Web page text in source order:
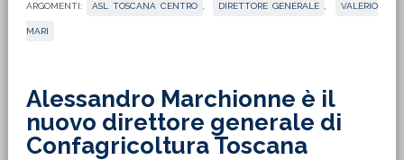
ARGOMENTI: ASL TOSCANA CENTRO DIRETTORE GENERALE VALERIO
MARI
Alessandro Marchionne è il
nuovo direttore generale di
Confagricoltura Toscana